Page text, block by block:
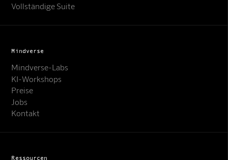
Vollständige Suite
Mindverse
Mindverse-Labs
KI-Workshops
Preise
Jobs
Kontakt
Ressourcen